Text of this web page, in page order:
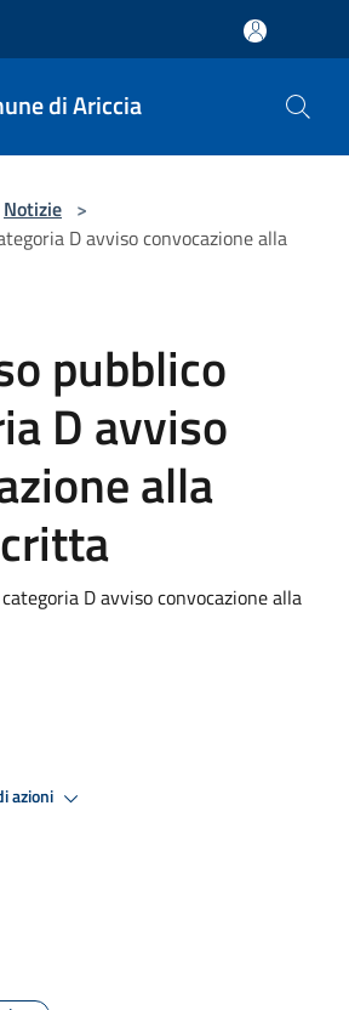
di Ariccia
Notizie >
D avviso convocazione alla
pubblico
D avviso
alla
D avviso convocazione alla
azioni